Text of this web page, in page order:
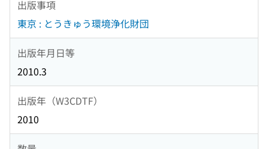
出版事項
東京 : とうきゅう環境浄化財団
出版年月日等
2010.3
出版年（W3CDTF）
2010